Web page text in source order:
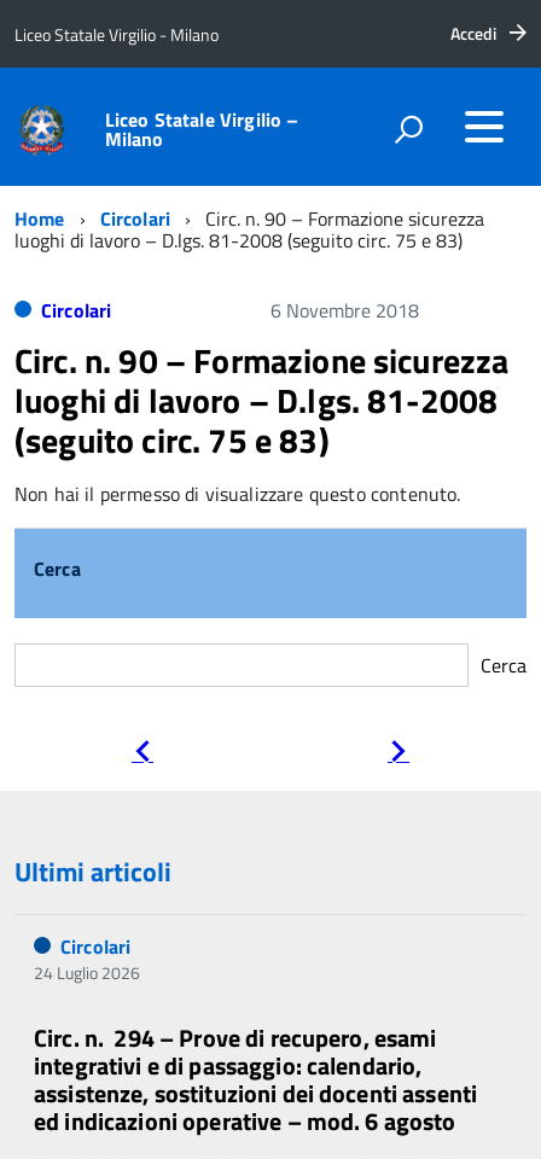
Liceo Statale Virgilio - Milano Accedi
Liceo Statale Virgilio –
Milano
Home Circolari Circ. n. 90 – Formazione sicurezza
luoghi di lavoro – D.lgs. 81-2008 (seguito circ. 75 e 83)
Circolari 6 Novembre 2018
Circ. n. 90 – Formazione sicurezza
luoghi di lavoro – D.lgs. 81-2008
(seguito circ. 75 e 83)
Non hai il permesso di visualizzare questo contenuto.
Cerca
Cerca
Ultimi articoli
Circolari
24 Luglio 2026
Circ. n. 294 – Prove di recupero, esami
integrativi e di passaggio: calendario,
assistenze, sostituzioni dei docenti assenti
ed indicazioni operative – mod. 6 agosto